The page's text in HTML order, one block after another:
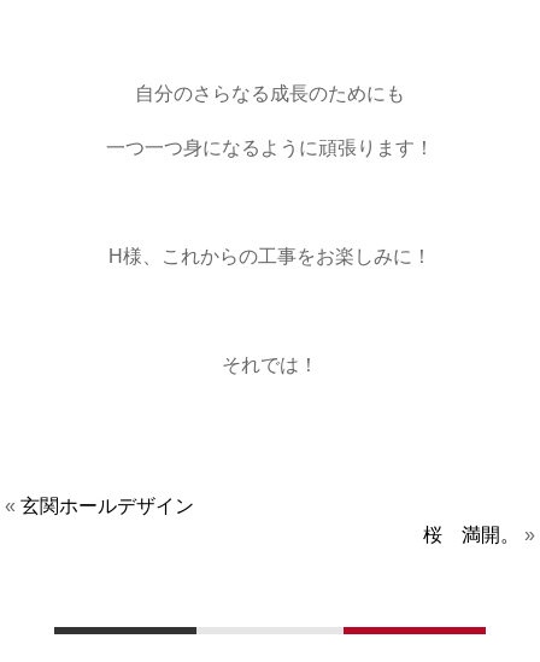
自分のさらなる成長のためにも
一つ一つ身になるように頑張ります！
H様、これからの工事をお楽しみに！
それでは！
«玄関ホールデザイン
桜 満開。
»